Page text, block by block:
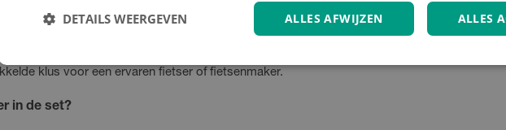
Je vervangt gewoon je huidige asmoeren
Soms moet het achterkapje van de kettingkast
klus voor een ervaren fietser of fietsenmaker.
in de set?
ALLES
ALLES AFWIJZEN
DETAILS WEERGEVEN